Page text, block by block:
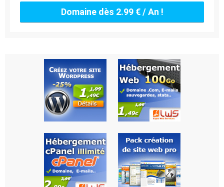
Domaine dès 2.99 € / An !